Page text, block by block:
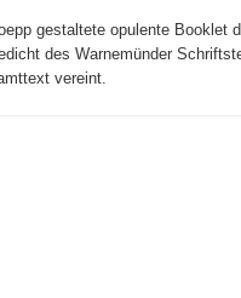
gestaltete opulente Booklet
des Warnemünder
vereint.